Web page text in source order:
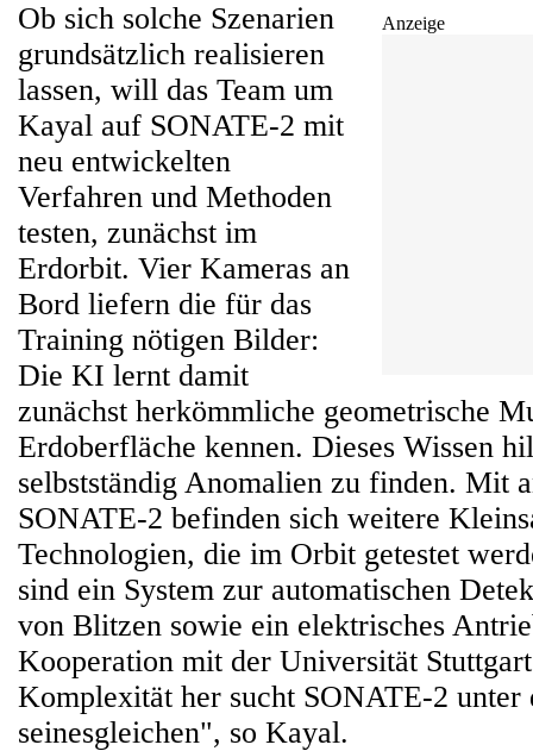
Anzeige
Ob sich solche Szenarien
grundsätzlich realisieren
lassen, will das Team um
Kayal auf SONATE-2 mit
neu entwickelten
Verfahren und Methoden
testen, zunächst im
Erdorbit. Vier Kameras an
Bord liefern die für das
Training nötigen Bilder:
Die KI lernt damit
zunächst herkömmliche geometrische
Erdoberfläche kennen. Dieses Wissen
selbstständig Anomalien zu finden. Mit
SONATE-2 befinden sich weitere
Technologien, die im Orbit getestet
sind ein System zur automatischen
von Blitzen sowie ein elektrisches
Kooperation mit der Universität
Komplexität her sucht SONATE-2 unter
seinesgleichen", so Kayal.